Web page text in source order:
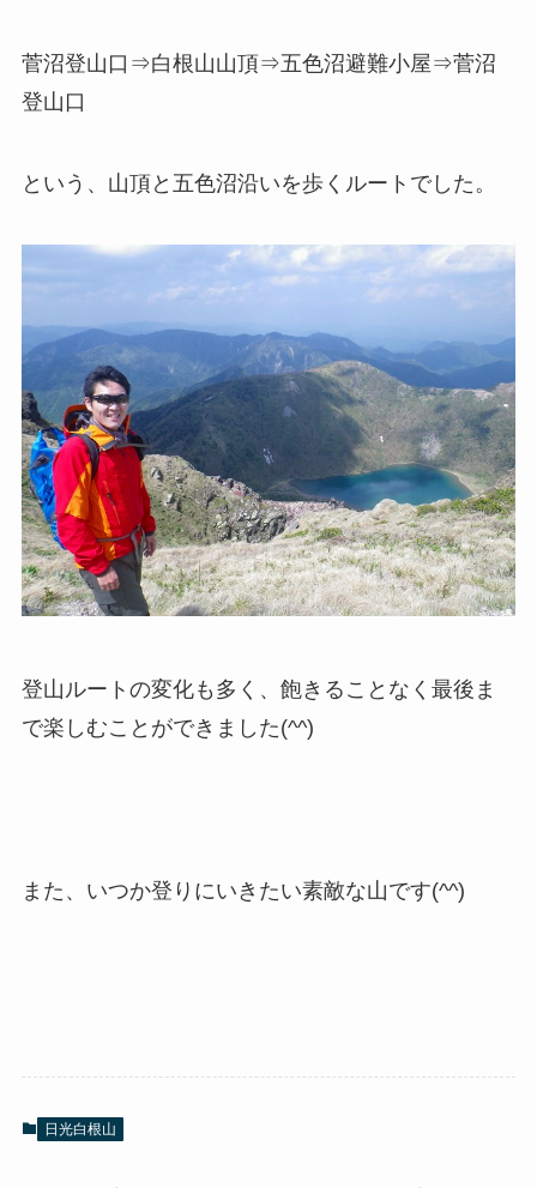
菅沼登山口⇒白根山山頂⇒五色沼避難小屋⇒菅沼
登山口
という、山頂と五色沼沿いを歩くルートでした。
登山ルートの変化も多く、飽きることなく最後ま
で楽しむことができました(^^)
また、いつか登りにいきたい素敵な山です(^^)
日光白根山